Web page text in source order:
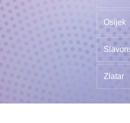
Osijek
Zlatar